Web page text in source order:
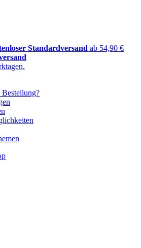
Standardversand ab 54,90 €